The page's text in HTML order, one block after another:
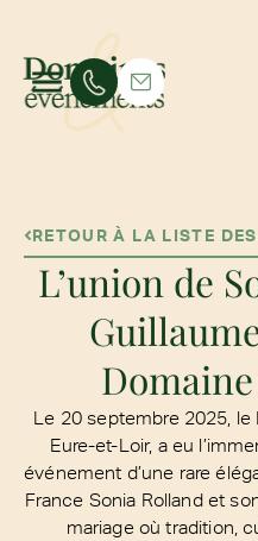
RETOUR À LA LISTE
L’union de
Le 20 septembre 2025, le
Eure-et-Loir, a eu
événement d’une rare
France Sonia Rolland et
mariage où tradition,